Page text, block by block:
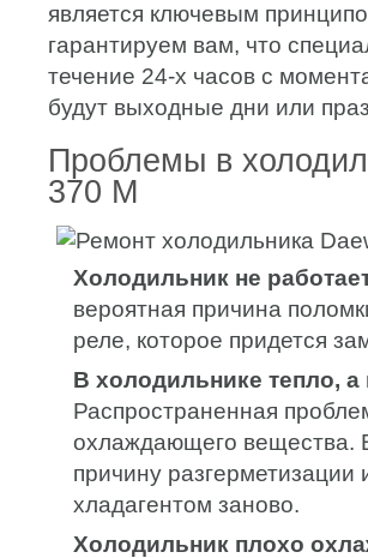
является ключевым
гарантируем вам, что
течение 24-х часов с
будут выходные дни или
Проблемы в
370 M
Холодильник не
вероятная причина
реле, которое придется
В холодильнике тепло,
Распространенная
охлаждающего вещества.
причину разгерметизации
хладагентом заново.
Холодильник плохо